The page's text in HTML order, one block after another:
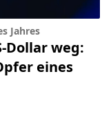
Jahres
Dollar weg:
eines